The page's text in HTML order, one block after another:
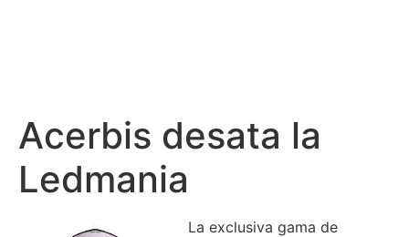
Acerbis desata la
Ledmania
La exclusiva gama de